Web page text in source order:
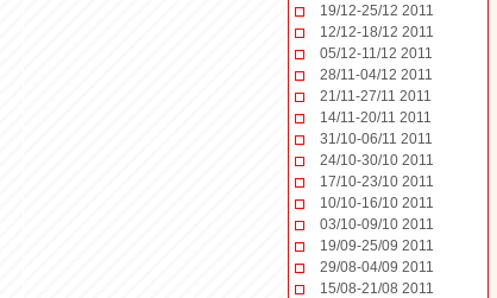
19/12-25/12 2011
12/12-18/12 2011
05/12-11/12 2011
28/11-04/12 2011
21/11-27/11 2011
14/11-20/11 2011
31/10-06/11 2011
24/10-30/10 2011
17/10-23/10 2011
10/10-16/10 2011
03/10-09/10 2011
19/09-25/09 2011
29/08-04/09 2011
15/08-21/08 2011